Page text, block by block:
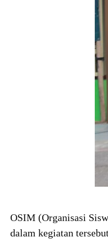
OSIM (Organisasi
dalam kegiatan